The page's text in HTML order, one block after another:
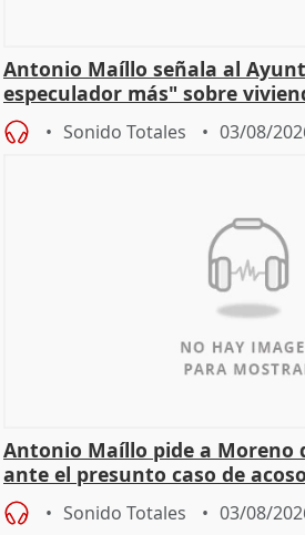
Antonio Maíllo señala al
especulador más" sobre
Becerril
Sonido Totales 03/08/
Antonio Maíllo pide a Moreno
ante el presunto caso de
Sonido Totales 03/08/